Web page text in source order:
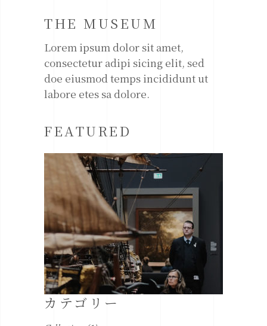
THE MUSEUM
Lorem ipsum dolor sit amet,
consectetur adipi sicing elit, sed
doe eiusmod temps incididunt ut
labore etes sa dolore.
FEATURED
カテゴリー